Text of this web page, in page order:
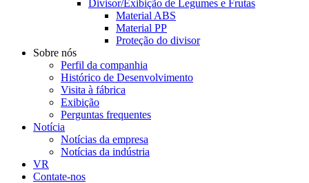
Divisor/Exibição de Legumes e Frutas
Material ABS
Material PP
Proteção do divisor
Sobre nós
Perfil da companhia
Histórico de Desenvolvimento
Visita à fábrica
Exibição
Perguntas frequentes
Notícia
Notícias da empresa
Notícias da indústria
VR
Contate-nos